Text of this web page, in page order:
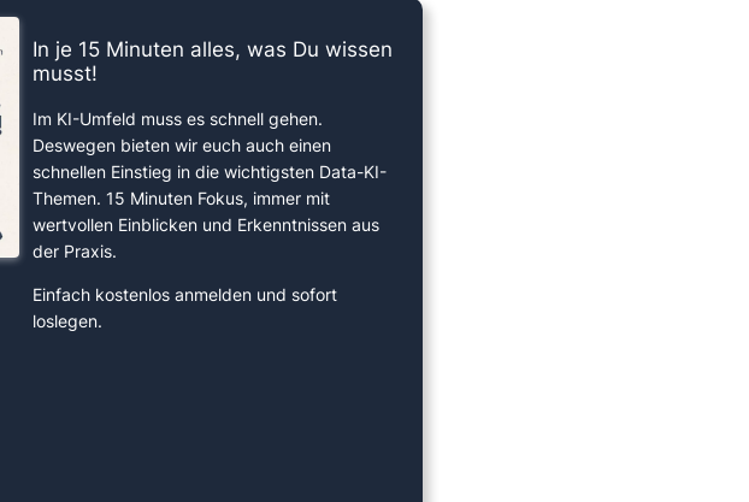
In je 15 Minuten alles, was Du wissen
musst!
Im KI-Umfeld muss es schnell gehen.
Deswegen bieten wir euch auch einen
schnellen Einstieg in die wichtigsten Data-KI-
Themen. 15 Minuten Fokus, immer mit
wertvollen Einblicken und Erkenntnissen aus
der Praxis.
Einfach kostenlos anmelden und sofort
loslegen.